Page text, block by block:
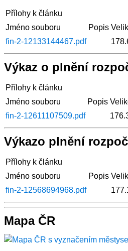
Přílohy k článku
Jméno souboru
Popis
fin-2-12133144467.pdf
Výkaz o plnění
Přílohy k článku
Jméno souboru
Popis
fin-2-12611107509.pdf
Výkazo plnění
Přílohy k článku
Jméno souboru
Popis
fin-2-12568694968.pdf
Mapa ČR